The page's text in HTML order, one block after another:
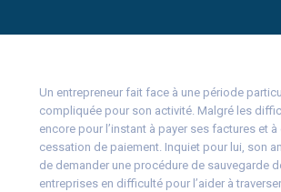
Un entrepreneur fait face à une période
compliquée pour son activité. Malgré les
encore pour l’instant à payer ses factures et à
cessation de paiement. Inquiet pour lui, son
de demander une procédure de sauvegarde
entreprises en difficulté pour l’aider à